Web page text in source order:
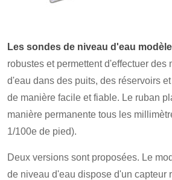
Les sondes de niveau d'eau
robustes et permettent d'effectuer des
d'eau dans des puits, des réservoirs
de manière facile et fiable. Le ruban
manière permanente tous les
1/100e de pied).
Deux versions sont proposées. Le
de niveau d'eau dispose d'un capteur